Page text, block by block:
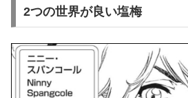
2つの世界が良い塩梅